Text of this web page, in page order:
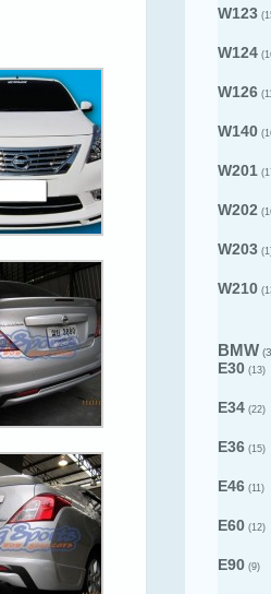
W123
W124
W126
W140
W201
W202
W203
W210
BMW
E30 (13)
E34 (22)
E36 (15)
E46 (11)
E60 (12)
E90 (9)